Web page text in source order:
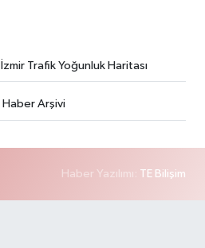
İzmir Trafik Yoğunluk Haritası
Haber Arşivi
Haber Yazılımı: TE Bilişim